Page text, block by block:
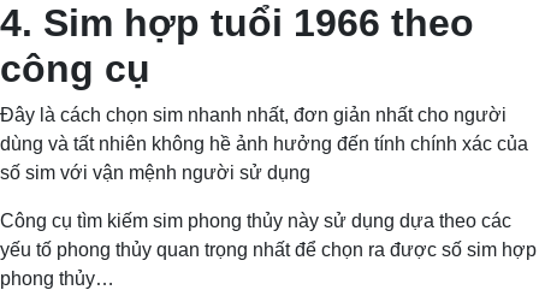
4. Sim hợp tuổi 1966 theo
công cụ
Đây là cách chọn sim nhanh nhất, đơn giản nhất cho người
dùng và tất nhiên không hề ảnh hưởng đến tính chính xác của
số sim với vận mệnh người sử dụng
Công cụ tìm kiếm sim phong thủy này sử dụng dựa theo các
yếu tố phong thủy quan trọng nhất để chọn ra được số sim hợp
phong thủy…